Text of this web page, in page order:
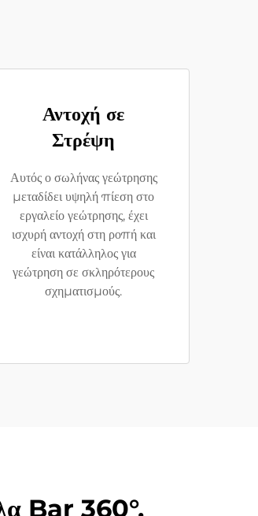
Αντοχή σε
Στρέψη
Αυτός ο σωλήνας γεώτρησης
μεταδίδει υψηλή πίεση στο
εργαλείο γεώτρησης, έχει
ισχυρή αντοχή στη ροπή και
είναι κατάλληλος για
γεώτρηση σε σκληρότερους
σχηματισμούς.
Bar 360°,